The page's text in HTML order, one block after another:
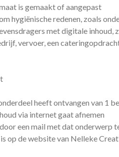
is gemaakt of aangepast
hygiënische redenen, zoals
met digitale inhoud,
vervoer, een
heeft ontvangen van 1
via internet gaat afnemen
een mail met dat onderwerp
op de website van Nelleke